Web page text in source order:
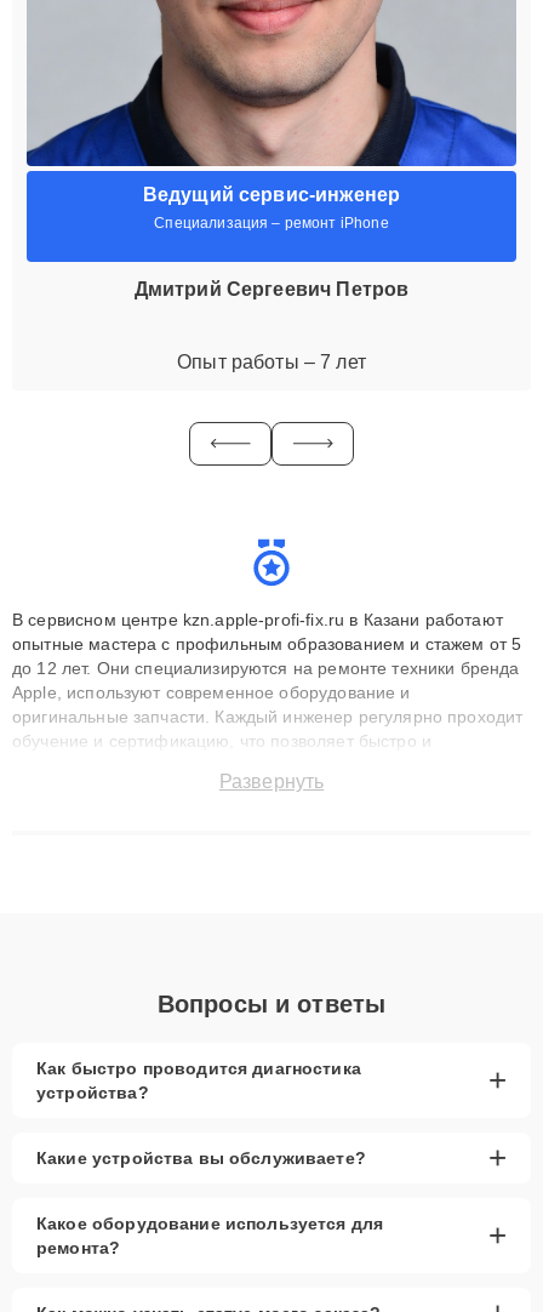
Ведущий сервис-инженер
Специализация – ремонт iPhone
Дмитрий Сергеевич Петров
Опыт работы – 7 лет
В сервисном центре kzn.apple-profi-fix.ru в Казани работают
опытные мастера с профильным образованием и стажем от 5
до 12 лет. Они специализируются на ремонте техники бренда
Apple, используют современное оборудование и
оригинальные запчасти. Каждый инженер регулярно проходит
обучение и сертификацию, что позволяет быстро и
сохранением гарантии до 3 лет. Наши мастера решают
Развернуть
Вопросы и ответы
Как быстро проводится диагностика
устройства?
+
Какие устройства вы обслуживаете? +
Какое оборудование используется для
ремонта?
+